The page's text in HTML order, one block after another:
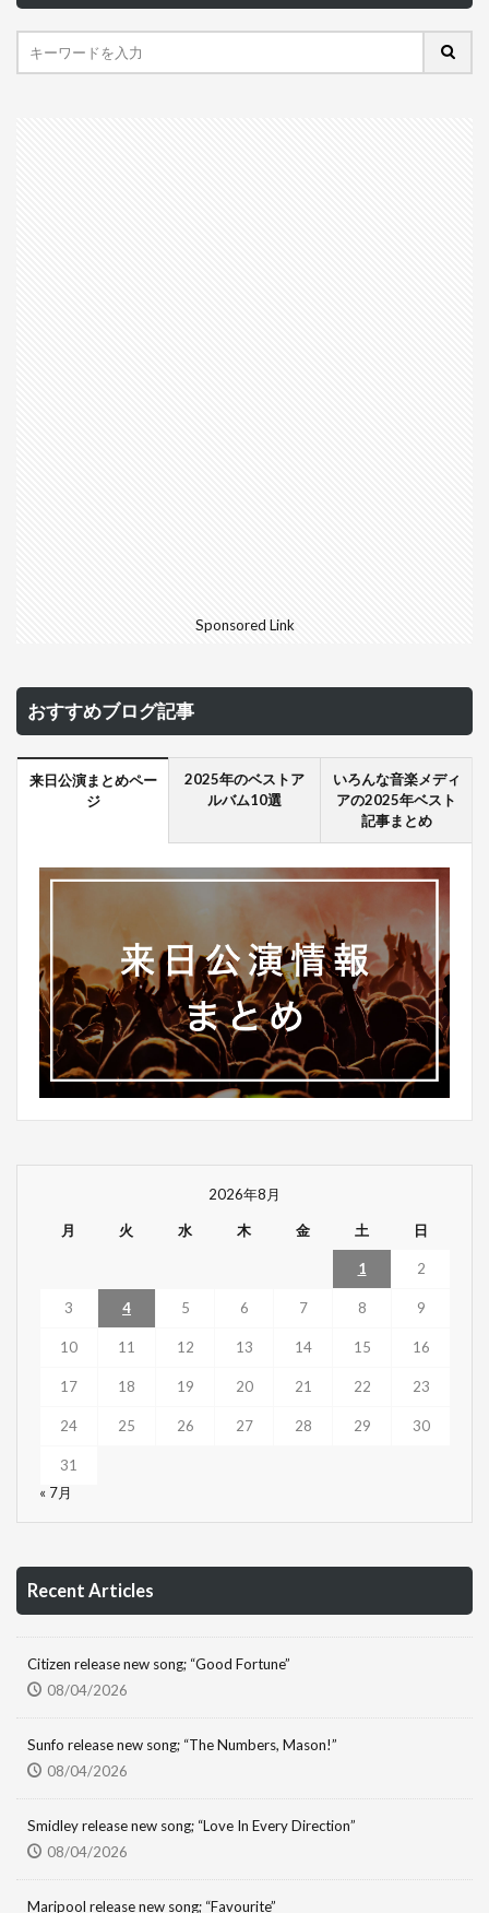
Sponsored Link
おすすめブログ記事
来日公演まとめペー
ジ
2025年のベストア
ルバム10選
いろんな音楽メディ
アの2025年ベスト
記事まとめ
2026年8月
月 火 水 木 金 土 日
1 2
3 4 5 6 7 8 9
10 11 12 13 14 15 16
17 18 19 20 21 22 23
24 25 26 27 28 29 30
31
« 7月
Recent Articles
Citizen release new song; “Good Fortune”
08/04/2026
Sunfo release new song; “The Numbers, Mason!”
08/04/2026
Smidley release new song; “Love In Every Direction”
08/04/2026
Maripool release new song; “Favourite”